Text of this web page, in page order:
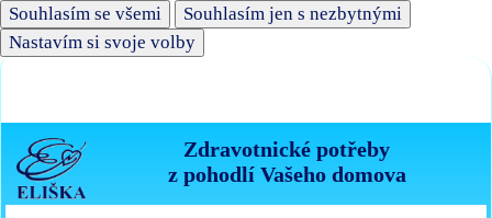
Souhlasím se všemi
Souhlasím jen s nezbytnými
Nastavím si svoje volby
Zdravotnické potřeby
z pohodlí Vašeho domova